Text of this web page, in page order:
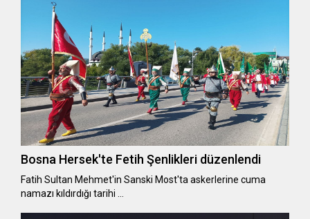
Bosna Hersek'te Fetih Şenlikleri düzenlendi
Fatih Sultan Mehmet'in Sanski Most'ta askerlerine cuma
namazı kıldırdığı tarihi …